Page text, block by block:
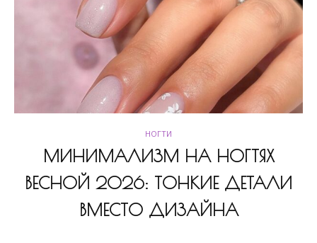
НОГТИ
МИНИМАЛИЗМ НА НОГТЯХ
ВЕСНОЙ 2026: ТОНКИЕ ДЕТАЛИ
ВМЕСТО ДИЗАЙНА